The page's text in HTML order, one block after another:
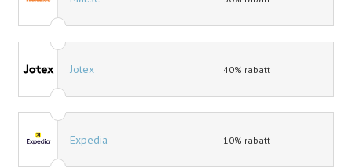
Jotex 40% rabatt
Expedia 10% rabatt